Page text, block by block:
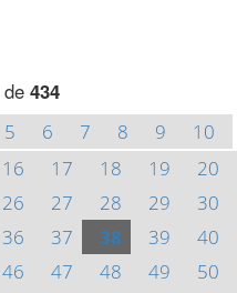
de 434
5 6 7 8 9
10
16 17 18 19
20
26 27 28 29
30
36 37 38 39
40
46 47 48 49
50